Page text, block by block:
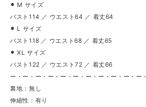
⚫︎ M サイズ
バスト114 ／ ウエスト64 ／ 着丈64
⚫︎ L サイズ
バスト118 ／ ウエスト68 ／ 着丈65
⚫︎ XL サイズ
バスト122 ／ ウエスト72 ／ 着丈66
ー・ー・ー・ー・ー・ー・ー・ー・ー・ー・ー・
裏地：無し
伸縮性：有り